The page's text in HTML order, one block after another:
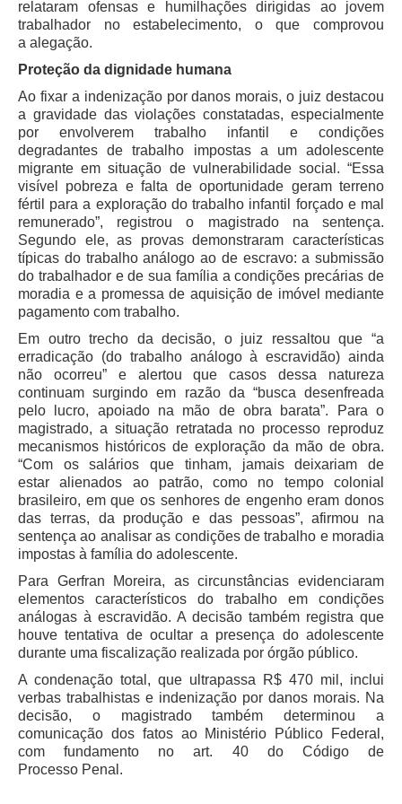
Responsabilidade Socioambiental
Comissão Permanente de Acessibilidade e Inclusão
Escola Judicial
Programa Trabalho Seguro
Coordenadoria de Saúde
Serviços
Ação Trabalhista (Atermação)
Atermação On-line - Interior de Roraima
Atermação On-line - Interior do Amazonas
Agendamento de Reclamação Verbal
Glossário
Consulta de Pautas
Atas de Sessões do Pleno
Audiências e Sessões
Calendário das Sessões da 1ª Turma 2026
Calendário de Sessões da 2ª Turma - 2026
Calendário das Sessões da 3ª Turma 2026
Calendário das Sessões do Pleno e Especializadas 2026
Carta de Serviços ao Cidadão
Cartilhas
Cadastro de Peritos, Tradutores e Intérpretes
Calendários
Calendário Geral
Calendário de Eventos
Calendário de Eventos passados
relataram ofensas e humilhações dirigidas ao jovem
trabalhador no estabelecimento, o que comprovou
a alegação.
Proteção da dignidade humana
Ao fixar a indenização por danos morais, o juiz destacou
a gravidade das violações constatadas, especialmente
por envolverem trabalho infantil e condições
degradantes de trabalho impostas a um adolescente
migrante em situação de vulnerabilidade social. “Essa
visível pobreza e falta de oportunidade geram terreno
fértil para a exploração do trabalho infantil forçado e mal
remunerado”, registrou o magistrado na sentença.
Segundo ele, as provas demonstraram características
típicas do trabalho análogo ao de escravo: a submissão
do trabalhador e de sua família a condições precárias de
moradia e a promessa de aquisição de imóvel mediante
pagamento com trabalho.
Em outro trecho da decisão, o juiz ressaltou que “a
erradicação (do trabalho análogo à escravidão) ainda
não ocorreu” e alertou que casos dessa natureza
continuam surgindo em razão da “busca desenfreada
pelo lucro, apoiado na mão de obra barata”. Para o
magistrado, a situação retratada no processo reproduz
mecanismos históricos de exploração da mão de obra.
“Com os salários que tinham, jamais deixariam de
estar alienados ao patrão, como no tempo colonial
brasileiro, em que os senhores de engenho eram donos
das terras, da produção e das pessoas”, afirmou na
sentença ao analisar as condições de trabalho e moradia
impostas à família do adolescente.
Para Gerfran Moreira, as circunstâncias evidenciaram
elementos característicos do trabalho em condições
análogas à escravidão. A decisão também registra que
houve tentativa de ocultar a presença do adolescente
durante uma fiscalização realizada por órgão público.
A condenação total, que ultrapassa R$ 470 mil, inclui
verbas trabalhistas e indenização por danos morais. Na
decisão, o magistrado também determinou a
comunicação dos fatos ao Ministério Público Federal,
com fundamento no art. 40 do Código de
Processo Penal.